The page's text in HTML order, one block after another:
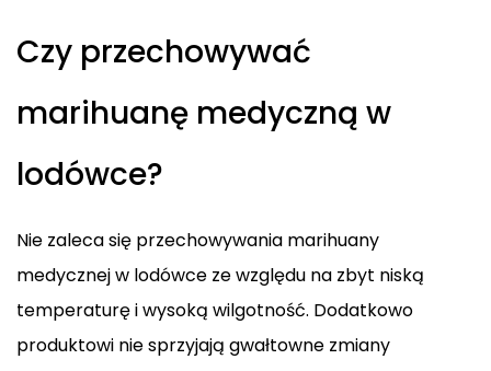
Czy przechowywać
marihuanę medyczną w
lodówce?
Nie zaleca się przechowywania marihuany
medycznej w lodówce ze względu na zbyt niską
temperaturę i wysoką wilgotność. Dodatkowo
produktowi nie sprzyjają gwałtowne zmiany